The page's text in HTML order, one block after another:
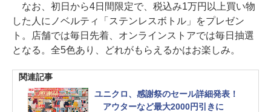
なお、初日から4日間限定で、税込み1万円以上買い物
した人にノベルティ「ステンレスボトル」をプレゼン
ト。店舗では毎日先着、オンラインストアでは毎日抽選
となる。全5色あり、どれがもらえるかはお楽しみ。
関連記事
ユニクロ、感謝祭のセール詳細発表！
アウターなど最大2000円引きに